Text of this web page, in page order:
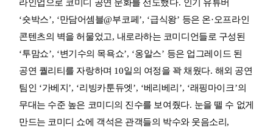
라인업으로 코미디 공연 문화를 선도했다. 인기 유튜버
‘숏박스’, ‘만담어셈블@부코페 ’, ‘급식왕’ 등은 온·오프라인
콘텐츠의 벽을 허물었고, 내로라하는 코미디언들로 구성된
‘투맘쇼’, ‘변기수의 목욕쇼’, ‘옹알스’ 등은 업그레이드 된
공연 퀄리티를 자랑하며 10일의 여정을 꽉 채웠다. 해외 공연
팀인 ‘가베지 ’, ‘리빙카툰듀엣’, ‘베리베리 ’, ‘래핑마이크’의
무대는 수준 높은 코미디의 진수를 보여줬다. 눈을 뗄 수 없게
만드는 코미디 쇼에 객석은 관객들의 박수와 웃음소리 ,